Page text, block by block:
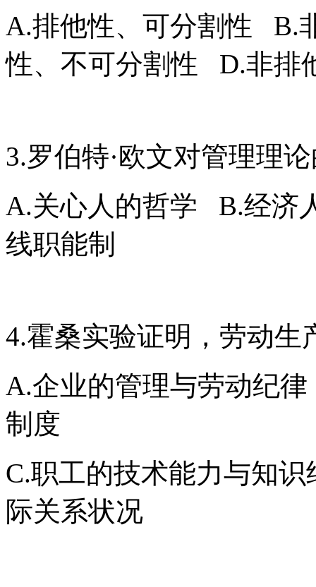
A.排他性、可分割性 B.
性、不可分割性 D.非排
3.罗伯特·欧文对管理理
A.关心人的哲学 B.经济
线职能制
4.霍桑实验证明，劳动生
A.企业的管理与劳动纪
制度
C.职工的技术能力与知
际关系状况